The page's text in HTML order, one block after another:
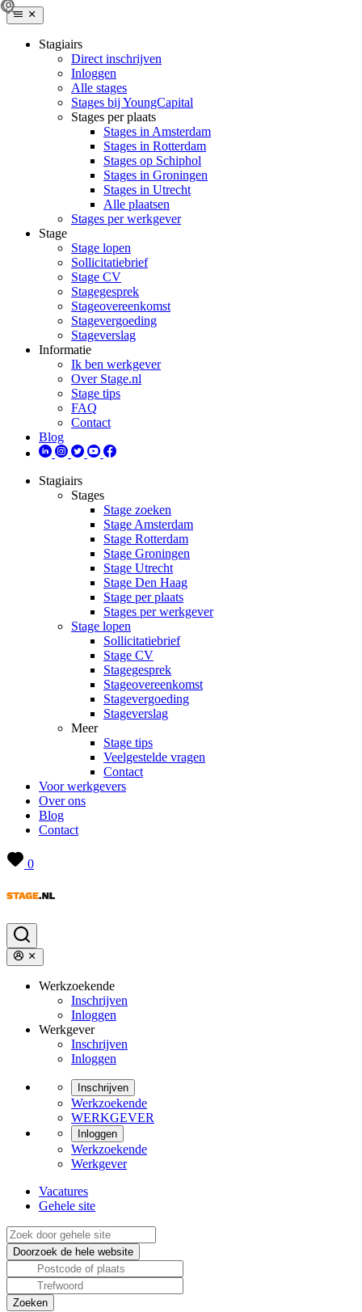
Stagiairs
Direct inschrijven
Inloggen
Alle stages
Stages bij YoungCapital
Stages per plaats
Stages in Amsterdam
Stages in Rotterdam
Stages op Schiphol
Stages in Groningen
Stages in Utrecht
Alle plaatsen
Stages per werkgever
Stage
Stage lopen
Sollicitatiebrief
Stage CV
Stagegesprek
Stageovereenkomst
Stagevergoeding
Stageverslag
Informatie
Ik ben werkgever
Over Stage.nl
Stage tips
FAQ
Contact
Blog
Stagiairs
Stages
Stage zoeken
Stage Amsterdam
Stage Rotterdam
Stage Groningen
Stage Utrecht
Stage Den Haag
Stage per plaats
Stages per werkgever
Stage lopen
Sollicitatiebrief
Stage CV
Stagegesprek
Stageovereenkomst
Stagevergoeding
Stageverslag
Meer
Stage tips
Veelgestelde vragen
Contact
Voor werkgevers
Over ons
Blog
Contact
0
Werkzoekende
Inschrijven
Inloggen
Werkgever
Inschrijven
Inloggen
Inschrijven
Werkzoekende
WERKGEVER
Inloggen
Werkzoekende
Werkgever
Vacatures
Gehele site